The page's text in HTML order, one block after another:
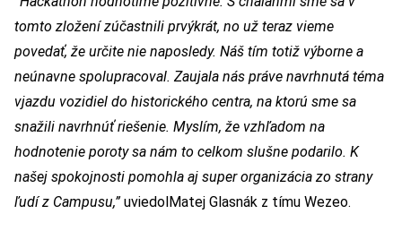
tomto zložení zúčastnili prvýkrát, no už teraz vieme
povedať, že určite nie naposledy. Náš tím totiž výborne a
neúnavne spolupracoval. Zaujala nás práve navrhnutá téma
vjazdu vozidiel do historického centra, na ktorú sme sa
snažili navrhnúť riešenie. Myslím, že vzhľadom na
hodnotenie poroty sa nám to celkom slušne podarilo. K
našej spokojnosti pomohla aj super organizácia zo strany
ľudí z Campusu,”uviedolMatej Glasnák z tímu Wezeo.